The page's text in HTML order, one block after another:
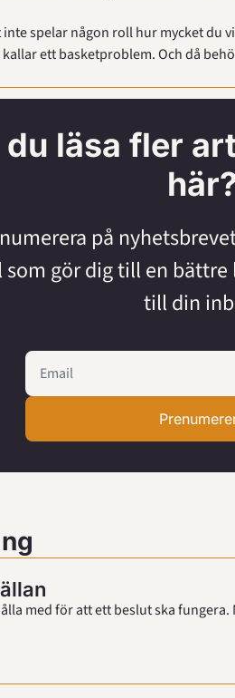
spelar någon roll hur mycket du
kallar ett basketproblem. Och då
läsa fler
på
gör dig till en
till din
med för att ett beslut ska